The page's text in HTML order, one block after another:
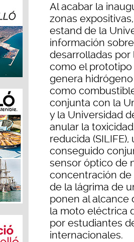
Al acabar la
zonas
estand de la
información
desarrolladas por
como el
genera
como
conjunta con la
y la Universidad
anular la
reducida
conseguido
sensor óptico de
concentración
de la lágrima de
ponen al alcance
la moto eléctrica
por estudiantes
internacionales.